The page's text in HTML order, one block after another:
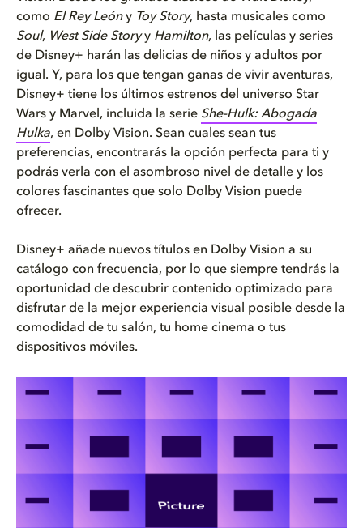
como El Rey Leóny Toy Story, hasta musicales como
Soul, West Side Storyy Hamilton, las películas y series
de Disney+ harán las delicias de niños y adultos por
igual. Y, para los que tengan ganas de vivir aventuras,
Disney+ tiene los últimos estrenos del universo Star
Wars y Marvel, incluida la serie She-Hulk: Abogada
Hulka, en Dolby Vision. Sean cuales sean tus
preferencias, encontrarás la opción perfecta para ti y
podrás verla con el asombroso nivel de detalle y los
colores fascinantes que solo Dolby Vision puede
ofrecer.
Disney+ añade nuevos títulos en Dolby Vision a su
catálogo con frecuencia, por lo que siempre tendrás la
oportunidad de descubrir contenido optimizado para
disfrutar de la mejor experiencia visual posible desde la
comodidad de tu salón, tu home cinema o tus
dispositivos móviles.